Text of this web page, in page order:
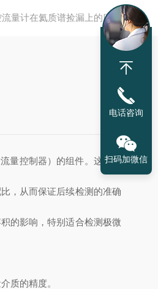
量计在氦质谱捡漏上的应用
量控制器）的组件。这类流
，从而保证后续检测的准确
的影响，特别适合检测极微
质的精度。
电话咨询
扫码加微信